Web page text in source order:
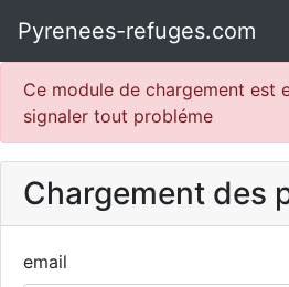
Pyrenees-refuges.com
Ce module de chargement est
signaler tout probléme
Chargement des
email